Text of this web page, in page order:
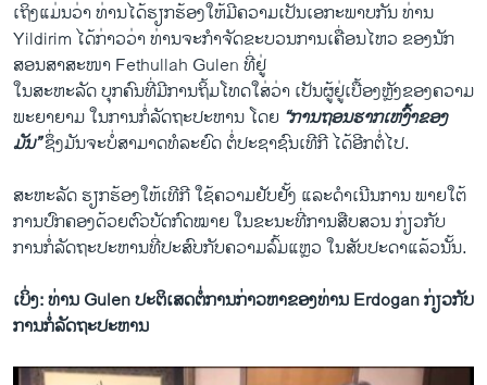
​ເຖິງ​ແມ່ນ​ວ່າ ທ່ານ​ໄດ້​ຮຽກຮ້ອງໃຫ້​ມີ​ຄວາ​ມ​ເປັນ​ເອກະ​ພາບ​ກັນ ທ່ານ
Yildirim ​ໄດ້​ກ່າວ​ວ່າ ທ່ານ​ຈະ​ກຳຈັດ​ຂະ​ບວນການ​ເຄື່ອນ​ໄຫວ ຂອງ​ນັກ​
ສອນ​ສາສະໜາ Fethullah Gulen ທີ່​ຢູ່
​ໃນ​ສະຫະລັດ ບຸກຄົນ​ທີ່​ມີ​ການຖິ້ມ​ໂທດ​ໃສ່​ວ່າ ​ເປັນຜູ້​ຢູ່​ເບື້ອງຫຼັງຂອງຄວາມ​
ພະຍາຍາມ​ ​ໃນການ​ກໍ່​ລັດຖະປະຫານ​ ​ໂດຍ “ການ​ຖອນຮາກ​ເຫງົ້າ​ຂອງ​
ມັນ”ຊຶ່ງ​ມັນ​ຈະ​ບໍ່​ສາມາດທໍລະ​ຍົດ ຕໍ່​ປະຊາຊົນ​ເທີ​ກີ ​ໄດ້ອີກ​ຕໍ່​ໄປ.
ສະຫະລັດ ຮຽກຮ້ອງໃຫ້​ເທີ​ກີ ໃຊ້​ຄວາມ​ຢັບຢັ້ງ ​ແລະ​ດຳ​ເນີນ​ການ ພາຍ​ໃຕ້​
ການ​ປົກຄອງ​ດ້ວຍ​ຕົວ​ບັດກົດໝາຍ ​ໃນ​ຂະນະ​ທີ່​ການ​ສືບສວນ ກ່ຽວ​ກັບ​
ການ​ກໍ່​ລັດຖະປະຫານ​ທີ່​ປະສົບກັບ​ຄວາມ​ລົ້ມແຫຼວ​ ​ໃນ​ສັບປະດາ​ແລ້ວນັ້ນ.
ເບິ່ງ: ທ່ານGulen ປະຕິເສດຕໍ່ການກ່າວຫາຂອງທ່ານ Erdogan ກ່ຽວກັບ
ການກໍ່ລັດຖະປະຫານ
EMBED SHARE
Muslim Cleric Gulen Denies Erdogan Claims of Coup Involvement